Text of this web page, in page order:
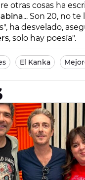
otras cosas ha
... Son 20, no te
ha desvelado,
, solo hay poesía".
El Kanka